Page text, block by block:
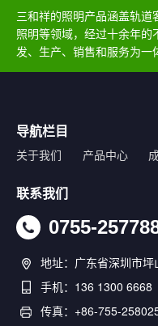
三和祥的照明产品涵盖轨
照明等领域，经过十余年
发、生产、销售和服务为一
导航栏目
关于我们 产品中心
联系我们
0755-
地址：广东省深圳市
手机：136 1300 6668
传真：+86-755-